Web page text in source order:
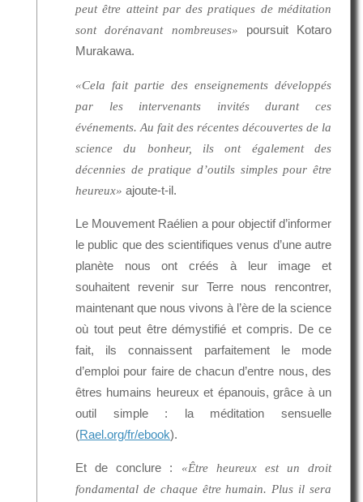
peut être atteint par des pratiques de méditation
sont dorénavant nombreuses» poursuit Kotaro
Murakawa.
«Cela fait partie des enseignements développés
par les intervenants invités durant ces
événements. Au fait des récentes découvertes de la
science du bonheur, ils ont également des
décennies de pratique d’outils simples pour être
heureux» ajoute-t-il.
Le Mouvement Raélien a pour objectif d’informer
le public que des scientifiques venus d’une autre
planète nous ont créés à leur image et
souhaitent revenir sur Terre nous rencontrer,
maintenant que nous vivons à l’ère de la science
où tout peut être démystifié et compris. De ce
fait, ils connaissent parfaitement le mode
d’emploi pour faire de chacun d’entre nous, des
êtres humains heureux et épanouis, grâce à un
outil simple : la méditation sensuelle
(Rael.org/fr/ebook).
Et de conclure :
«Être heureux est un droit
fondamental de chaque être humain. Plus il sera